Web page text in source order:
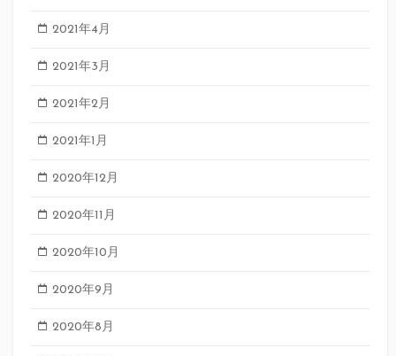
2021年4月
2021年3月
2021年2月
2021年1月
2020年12月
2020年11月
2020年10月
2020年9月
2020年8月